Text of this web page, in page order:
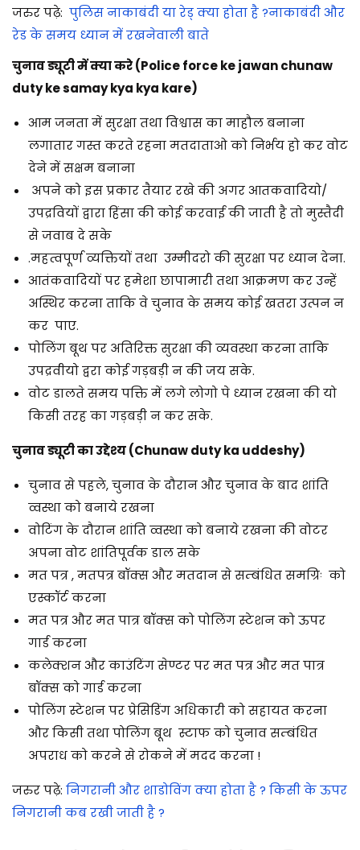
जरुर पढ़े: पुलिस नाकाबंदी या रेड् क्या होता है ?नाकाबंदी और
रेड के समय ध्यान में रखनेवाली बाते
चुनाव ड्यूटी में क्या करे (Police force ke jawan chunaw
duty ke samay kya kya kare)
आम जनता में सुरक्षा तथा विश्वास का माहौल बनाना
लगातार गस्त करते रहना मतदाताओ को निर्भय हो कर वोट
देने में सक्षम बनाना
अपने को इस प्रकार तैयार रखे की अगर आतकवादियो/
उपद्रवियों द्वारा हिंसा की कोई करवाई की जाती है तो मुस्तैदी
से जवाब दे सके
.महत्वपूर्ण व्यक्तियों तथा उम्मीदरो की सुरक्षा पर ध्यान देना.
आतंकवादियों पर हमेशा छापामारी तथा आक्रमण कर उन्हें
अस्थिर करना ताकि वे चुनाव के समय कोई खतरा उत्पन न
कर पाए.
पोलिंग बूथ पर अतिरिक्त सुरक्षा की व्यवस्था करना ताकि
उपद्रवीयो द्वरा कोई गड़बड़ी न की जय सके.
वोट डालते समय पक्ति में लगे लोगो पे ध्यान रखना की यो
किसी तरह का गड़बड़ी न कर सके.
चुनाव ड्यूटी का उद्देश्य (Chunaw duty ka uddeshy)
चुनाव से पहले, चुनाव के दौरान और चुनाव के बाद शांति
व्वस्था को बनाये रखना
वोटिंग के दौरान शांति व्वस्था को बनाये रखना की वोटर
अपना वोट शांतिपूर्वक डाल सके
मत पत्र , मतपत्र बॉक्स और मतदान से सम्बंधित समग्रिः को
एस्कॉर्ट करना
मत पत्र और मत पात्र बॉक्स को पोलिंग स्टेशन को ऊपर
गार्ड करना
कलेक्शन और काउंटिंग सेण्टर पर मत पत्र और मत पात्र
बॉक्स को गार्ड करना
पोलिंग स्टेशन पर प्रेसिडिंग अधिकारी को सहायत करना
और किसी तथा पोलिंग बूथ स्टाफ को चुनाव सम्बंधित
अपराध को करने से रोकने में मदद करना !
जरुर पढ़े: निगरानी और शाडोविंग क्या होता है ? किसी के ऊपर
निगरानी कब रखी जाती है ?